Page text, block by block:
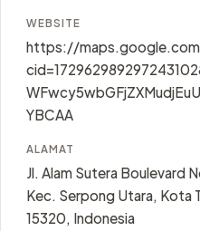
WEBSITE
https://
YBCAA
ALAMAT
Jl. Alam Sutera Boulevard
Kec. Serpong Utara, Kota
15320, Indonesia